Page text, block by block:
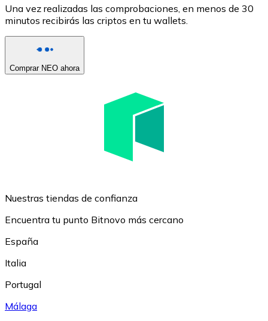
Una vez realizadas las comprobaciones, en menos de 30
minutos recibirás las criptos en tu wallets.
Comprar NEO ahora
Nuestras tiendas de confianza
Encuentra tu punto Bitnovo más cercano
España
Italia
Portugal
Málaga